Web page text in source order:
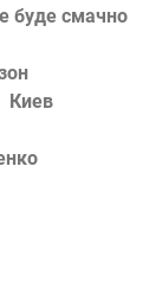
буде смачно
Киев